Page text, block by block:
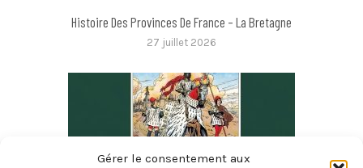
Gérer le consentement aux
Histoire Des Provinces De France – La Bretagne
27 juillet 2026